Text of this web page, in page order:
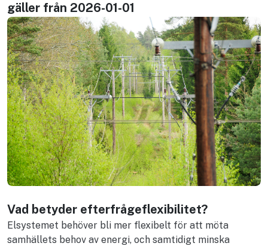
gäller från 2026-01-01
Vad betyder efterfrågeflexibilitet?
Elsystemet behöver bli mer flexibelt för att möta
samhällets behov av energi, och samtidigt minska